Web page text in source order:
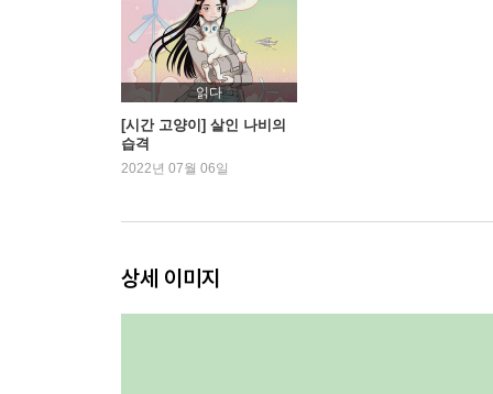
읽다
[시간 고양이] 살인 나비의
습격
2022년 07월 06일
상세 이미지